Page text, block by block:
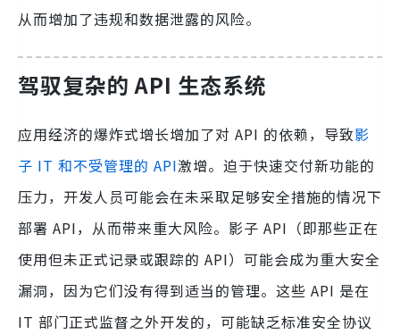
从而增加了违规和数据泄露的风险。
驾驭复杂的 API 生态系统
应用经济的爆炸式增长增加了对 API 的依赖，导致影
子 IT 和不受管理的 API激增。迫于快速交付新功能的
压力，开发人员可能会在未采取足够安全措施的情况下
部署 API，从而带来重大风险。影子 API（即那些正在
使用但未正式记录或跟踪的 API）可能会成为重大安全
漏洞，因为它们没有得到适当的管理。这些 API 是在
IT 部门正式监督之外开发的，可能缺乏标准安全协议